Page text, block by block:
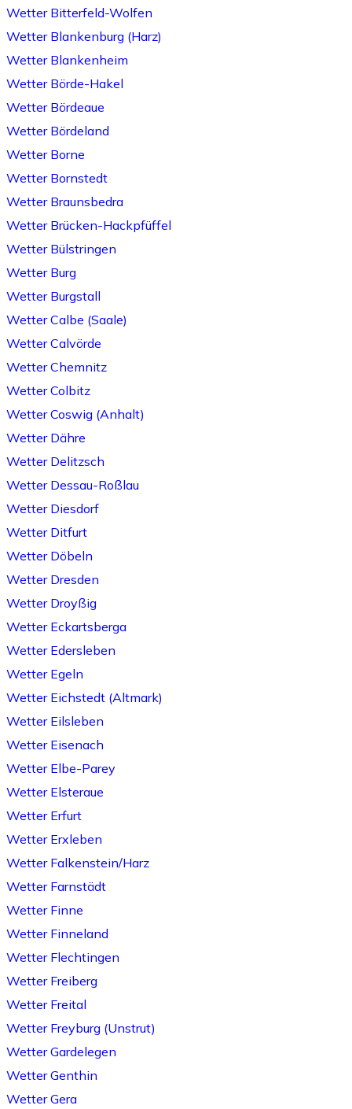
Wetter Bitterfeld-Wolfen
Wetter Blankenburg (Harz)
Wetter Blankenheim
Wetter Börde-Hakel
Wetter Bördeaue
Wetter Bördeland
Wetter Borne
Wetter Bornstedt
Wetter Braunsbedra
Wetter Brücken-Hackpfüffel
Wetter Bülstringen
Wetter Burg
Wetter Burgstall
Wetter Calbe (Saale)
Wetter Calvörde
Wetter Chemnitz
Wetter Colbitz
Wetter Coswig (Anhalt)
Wetter Dähre
Wetter Delitzsch
Wetter Dessau-Roßlau
Wetter Diesdorf
Wetter Ditfurt
Wetter Döbeln
Wetter Dresden
Wetter Droyßig
Wetter Eckartsberga
Wetter Edersleben
Wetter Egeln
Wetter Eichstedt (Altmark)
Wetter Eilsleben
Wetter Eisenach
Wetter Elbe-Parey
Wetter Elsteraue
Wetter Erfurt
Wetter Erxleben
Wetter Falkenstein/Harz
Wetter Farnstädt
Wetter Finne
Wetter Finneland
Wetter Flechtingen
Wetter Freiberg
Wetter Freital
Wetter Freyburg (Unstrut)
Wetter Gardelegen
Wetter Genthin
Wetter Gera